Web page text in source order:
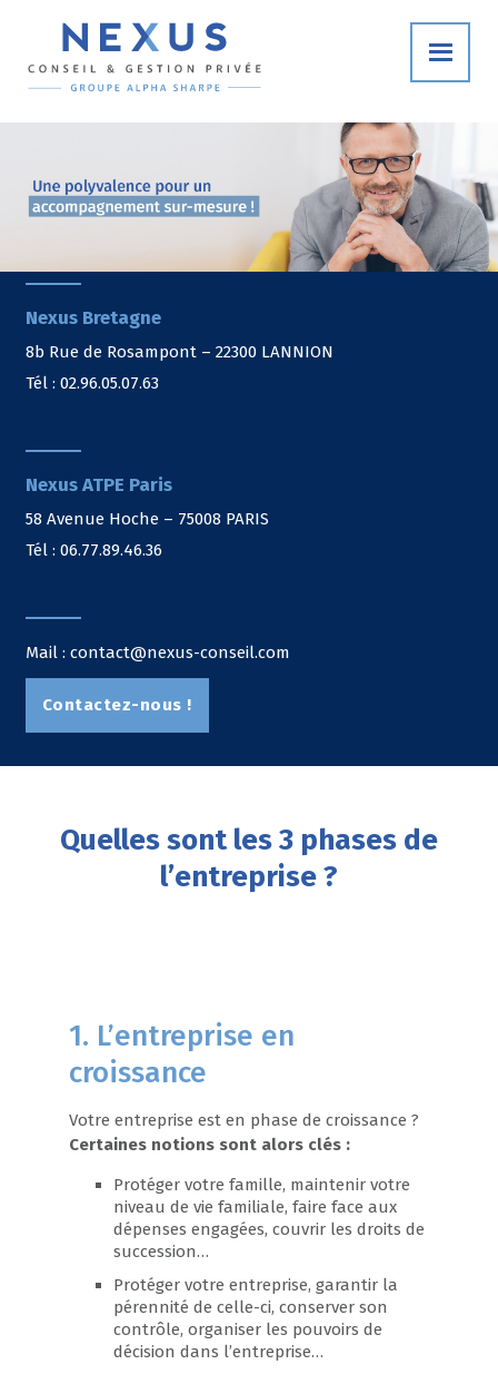
Nexus Bretagne
8b Rue de Rosampont – 22300 LANNION
Tél : 02.96.05.07.63
Nexus ATPE Paris
58 Avenue Hoche – 75008 PARIS
Tél : 06.77.89.46.36
Mail : contact@nexus-conseil.com
Contactez-nous !
Quelles sont les 3 phases de
l’entreprise ?
1. L’entreprise en
croissance
Votre entreprise est en phase de croissance ?
Certaines notions sont alors clés :
Protéger votre famille, maintenir votre
niveau de vie familiale, faire face aux
dépenses engagées, couvrir les droits de
succession…
Protéger votre entreprise, garantir la
pérennité de celle-ci, conserver son
contrôle, organiser les pouvoirs de
décision dans l’entreprise…